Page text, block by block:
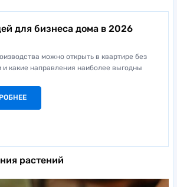
для бизнеса дома в 2026
можно открыть в квартире без
и какие направления наиболее выгодны
растений